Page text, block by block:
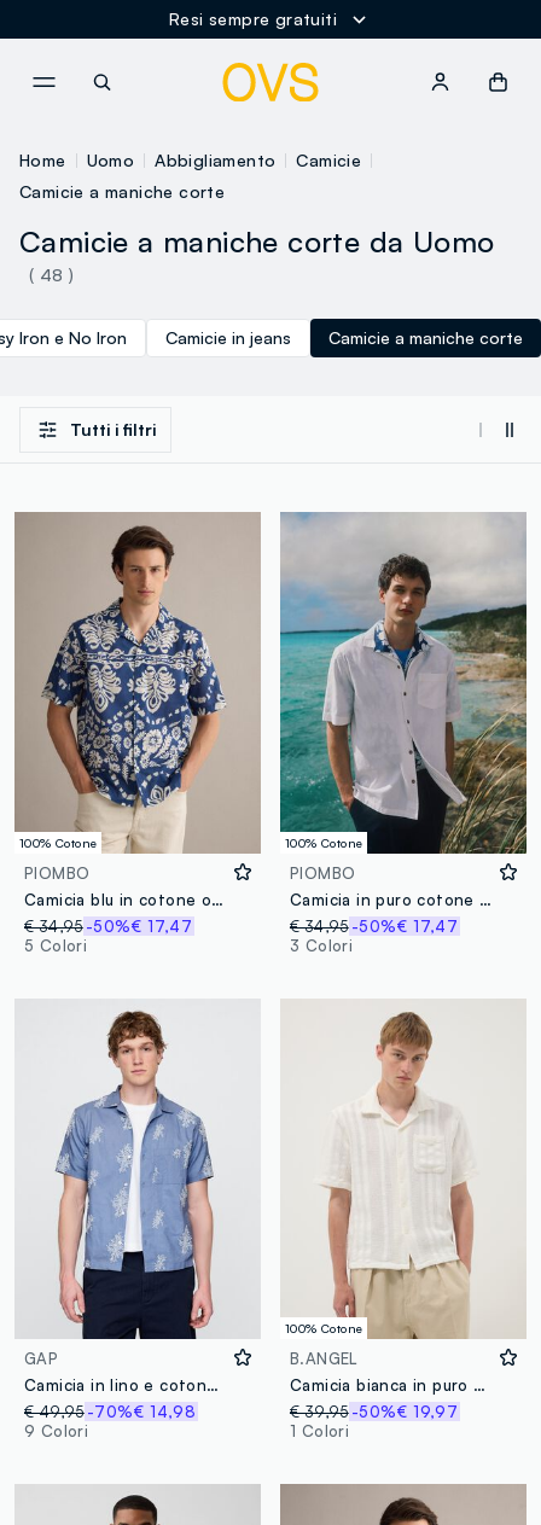
Resi sempre gratuiti
Home Uomo Abbigliamento
Camicie
Camicie a maniche corte
Camicie a maniche corte da Uomo
( 48 )
Iron e No Iron Camicie in jeans Camicie a maniche corte
Tutti i filtri
100% Cotone
PIOMBO
Camicia blu in cotone organico con stampa all over
€ 34,95-50%€ 17,47
5 Colori
100% Cotone
PIOMBO
Camicia in puro cotone bianca regular fit con righe e taschino
€ 34,95 -50%€ 17,47
3 Colori
GAP
Camicia in lino e cotone con stampa fiori
€ 49,95-70%€ 14,98
9 Colori
100% Cotone
B.ANGEL
Camicia bianca in puro cotone a maniche corte
€ 39,95 -50%€ 19,97
1 Colori